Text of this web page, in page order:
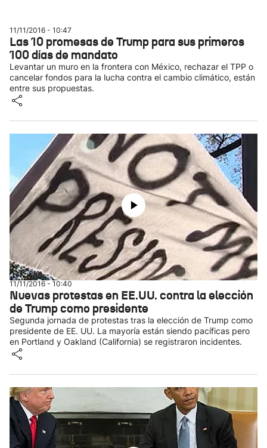
11/11/2016 - 10:47
Las 10 promesas de Trump para sus primeros
100 días de mandato
Levantar un muro en la frontera con México, rechazar el TPP o
cancelar fondos para la lucha contra el cambio climático, están
entre sus propuestas.
11/11/2016 - 10:40
Nuevas protestas en EE.UU. contra la elección
de Trump como presidente
Segunda jornada de protestas tras la elección de Trump como
presidente de EE. UU. La mayoría están siendo pacíficas pero
en Portland y Oakland (California) se registraron incidentes.